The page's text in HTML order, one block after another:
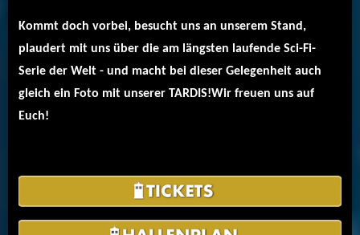
Kommt doch vorbei, besucht uns an unserem Stand,
plaudert mit uns über die am längsten laufende Sci-Fi-
Serie der Welt - und macht bei dieser Gelegenheit auch
gleich ein Foto mit unserer TARDIS!Wir freuen uns auf
Euch!